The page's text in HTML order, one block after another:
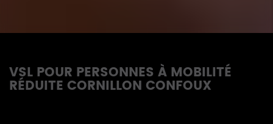
VSL POUR PERSONNES À MOBILITÉ
RÉDUITE CORNILLON CONFOUX